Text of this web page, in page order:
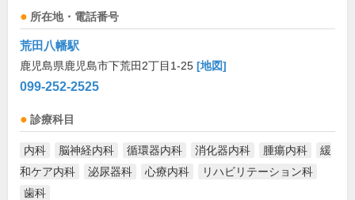
所在地・電話番号
荒田八幡駅
鹿児島県鹿児島市下荒田2丁目1-25 [地図]
099-252-2525
診療科目
内科 脳神経内科 循環器内科 消化器内科 腫瘍内科
緩
和ケア内科
泌尿器科 心療内科
リハビリテーション科
歯科